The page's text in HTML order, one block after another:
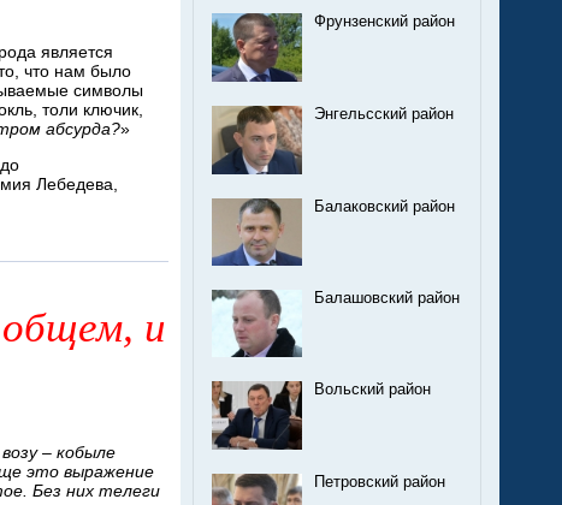
является
что нам было
символы
толи ключик,
абсурда?»
Лебедева,
и
– кобыле
это выражение
Без них телеги
Фрунзенский район
Энгельсский район
Балаковский район
Балашовский район
Вольский район
Петровский район